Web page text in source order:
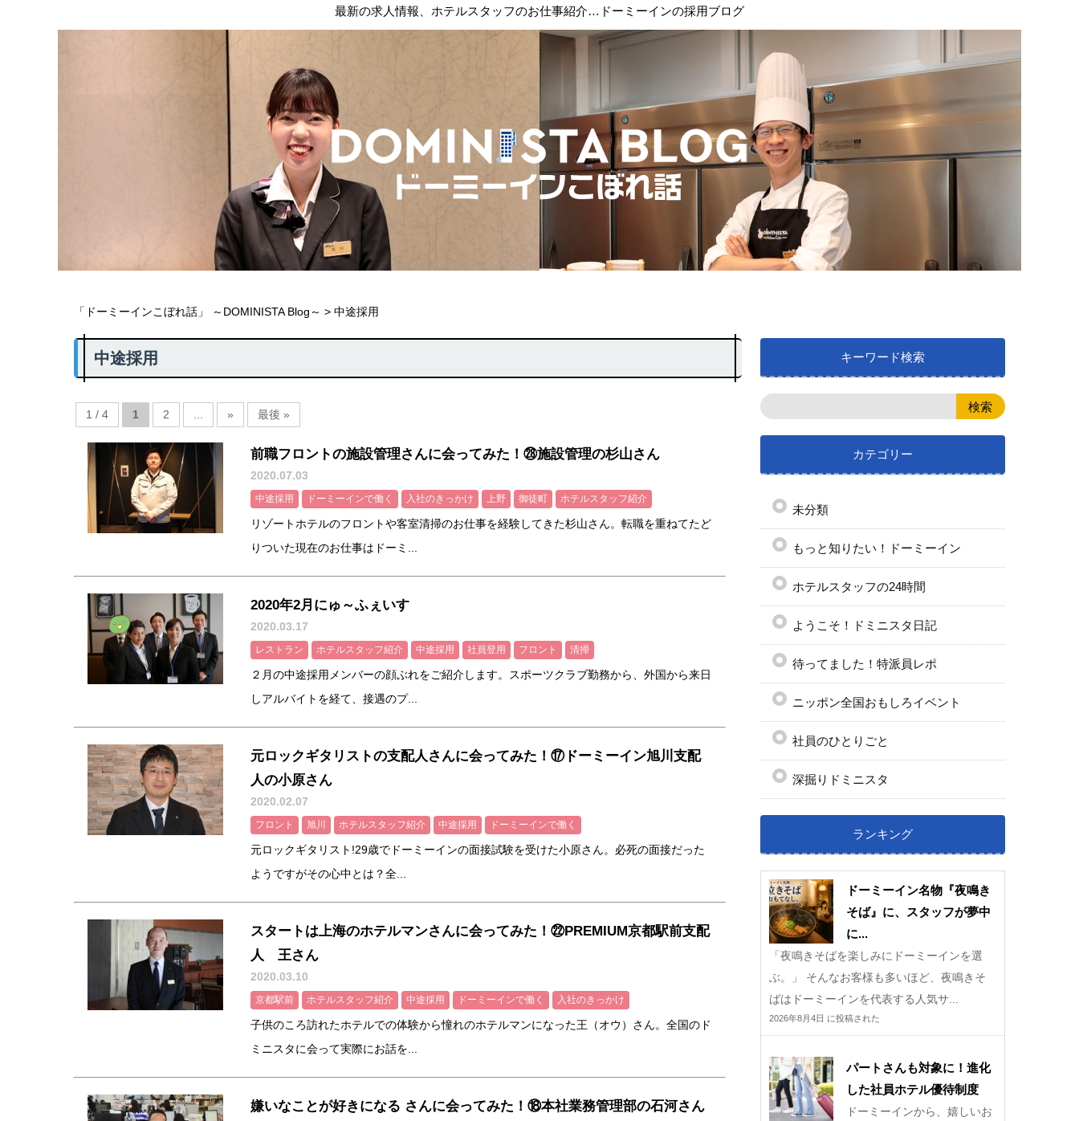
最新の求人情報、ホテルスタッフのお仕事紹介…ドーミーインの採用ブログ
「ドーミーインこぼれ話」 ～DOMINISTA Blog～ > 中途採用
中途採用
1 / 4 1 2 ... » 最後 »
前職フロントの施設管理さんに会ってみた！㉘施設管理の杉山さん
2020.07.03
中途採用 ドーミーインで働く 入社のきっかけ 上野 御徒町 ホテルスタッフ紹介
リゾートホテルのフロントや客室清掃のお仕事を経験してきた杉山さん。転職を重ねてたど
りついた現在のお仕事はドーミ...
2020年2月にゅ～ふぇいす
2020.03.17
レストラン ホテルスタッフ紹介 中途採用 社員登用 フロント 清掃
２月の中途採用メンバーの顔ぶれをご紹介します。スポーツクラブ勤務から、外国から来日
しアルバイトを経て、接遇のプ...
元ロックギタリストの支配人さんに会ってみた！⑰ドーミーイン旭川支配
人の小原さん
2020.02.07
フロント 旭川 ホテルスタッフ紹介 中途採用 ドーミーインで働く
元ロックギタリスト!29歳でドーミーインの面接試験を受けた小原さん。必死の面接だった
ようですがその心中とは？全...
スタートは上海のホテルマンさんに会ってみた！㉒PREMIUM京都駅前支配
人 王さん
2020.03.10
京都駅前 ホテルスタッフ紹介 中途採用 ドーミーインで働く 入社のきっかけ
子供のころ訪れたホテルでの体験から憧れのホテルマンになった王（オウ）さん。全国のド
ミニスタに会って実際にお話を...
嫌いなことが好きになる さんに会ってみた！⑱本社業務管理部の石河さん
キーワード検索
カテゴリー
未分類
もっと知りたい！ドーミーイン
ホテルスタッフの24時間
ようこそ！ドミニスタ日記
待ってました！特派員レポ
ニッポン全国おもしろイベント
社員のひとりごと
深掘りドミニスタ
ランキング
ドーミーイン名物『夜鳴き
そば』に、スタッフが夢中
に...
「夜鳴きそばを楽しみにドーミーインを選
ぶ。」 そんなお客様も多いほど、夜鳴きそ
ばはドーミーインを代表する人気サ...
2026年8月4日 に投稿された
パートさんも対象に！進化
した社員ホテル優待制度
ドーミーインから、嬉しいお